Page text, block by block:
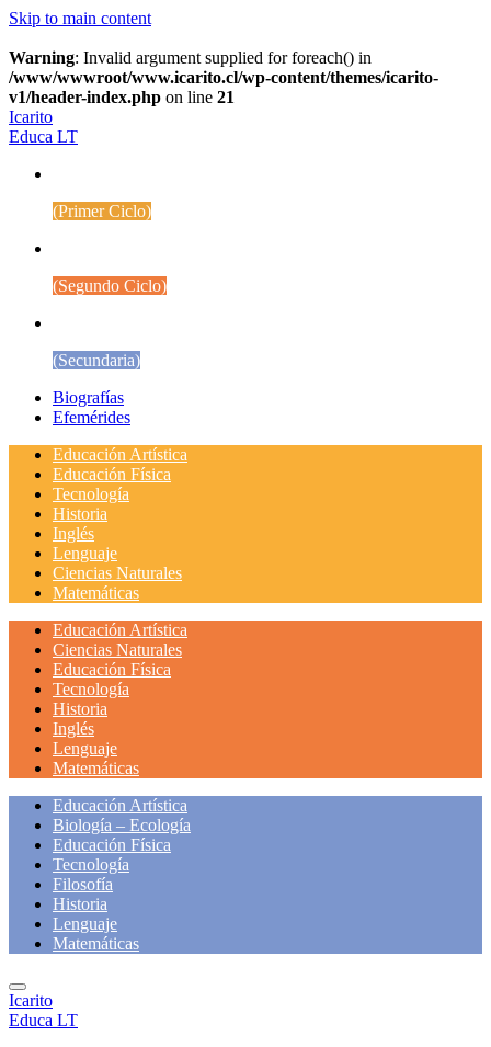
Skip to main content
Warning: Invalid argument supplied for foreach() in
/www/wwwroot/www.icarito.cl/wp-content/themes/icarito-
v1/header-index.php on line 21
Icarito
Educa LT
(Primer Ciclo)
(Segundo Ciclo)
(Secundaria)
Biografías
Efemérides
Educación Artística
Educación Física
Tecnología
Historia
Inglés
Lenguaje
Ciencias Naturales
Matemáticas
Educación Artística
Ciencias Naturales
Educación Física
Tecnología
Historia
Inglés
Lenguaje
Matemáticas
Educación Artística
Biología – Ecología
Educación Física
Tecnología
Filosofía
Historia
Lenguaje
Matemáticas
Icarito
Educa LT